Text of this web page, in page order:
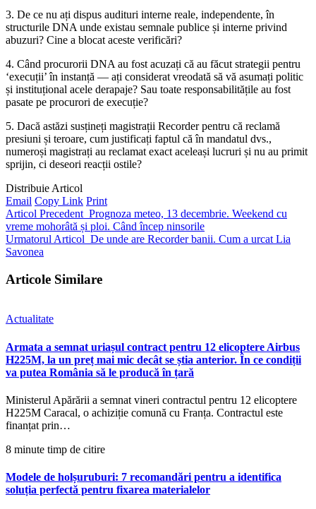
3. De ce nu ați dispus audituri interne reale, independente, în
structurile DNA unde existau semnale publice și interne privind
abuzuri? Cine a blocat aceste verificări?
4. Când procurorii DNA au fost acuzați că au făcut strategii pentru
‘execuții’ în instanță — ați considerat vreodată să vă asumați politic
și instituțional acele derapaje? Sau toate responsabilitățile au fost
pasate pe procurori de execuție?
5. Dacă astăzi susțineți magistrații Recorder pentru că reclamă
presiuni și teroare, cum justificați faptul că în mandatul dvs.,
numeroși magistrați au reclamat exact aceleași lucruri și nu au primit
sprijin, ci deseori reacții ostile?
Distribuie Articol
Email Copy Link Print
Articol Precedent Prognoza meteo, 13 decembrie. Weekend cu
vreme mohorâtă și ploi. Când încep ninsorile
Urmatorul Articol De unde are Recorder banii. Cum a urcat Lia
Savonea
Articole Similare
Actualitate
Armata a semnat uriașul contract pentru 12 elicoptere Airbus
H225M, la un preț mai mic decât se știa anterior. În ce condiții
va putea România să le producă în țară
Ministerul Apărării a semnat vineri contractul pentru 12 elicoptere
H225M Caracal, o achiziție comună cu Franța. Contractul este
finanțat prin…
8 minute timp de citire
Modele de holșuruburi: 7 recomandări pentru a identifica
soluția perfectă pentru fixarea materialelor